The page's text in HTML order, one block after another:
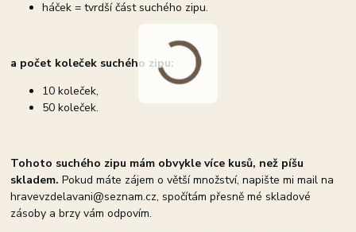
háček = tvrdší část suchého zipu.
a počet koleček suchého zipu:
10 koleček,
50 koleček.
Tohoto suchého zipu mám obvykle více kusů, než píšu
skladem. Pokud máte zájem o větší množství, napište mi mail na
hravevzdelavani@seznam.cz, spočítám přesně mé skladové
zásoby a brzy vám odpovím.